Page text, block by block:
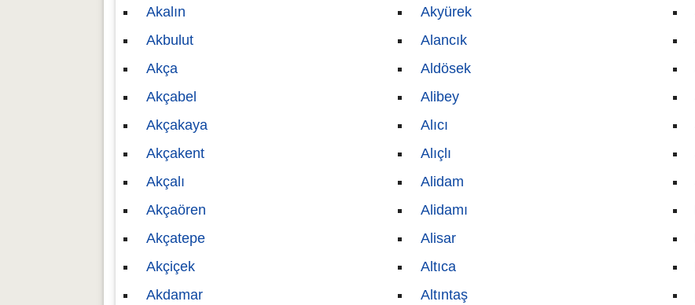
Akalın
Akbulut
Akça
Akçabel
Akçakaya
Akçakent
Akçalı
Akçaören
Akçatepe
Akçiçek
Akdamar
Akyürek
Alancık
Aldösek
Alibey
Alıcı
Alıçlı
Alidam
Alidamı
Alisar
Altıca
Altıntaş